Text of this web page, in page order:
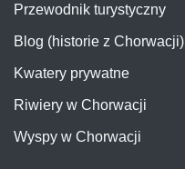
Przewodnik turystyczny
Blog (historie z Chorwacji)
Kwatery prywatne
Riwiery w Chorwacji
Wyspy w Chorwacji